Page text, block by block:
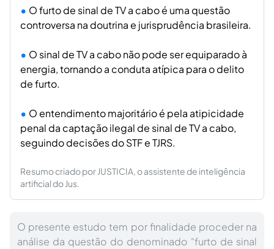
O furto de sinal de TV a cabo é uma questão
controversa na doutrina e jurisprudência brasileira.
O sinal de TV a cabo não pode ser equiparado à
energia, tornando a conduta atípica para o delito
de furto.
O entendimento majoritário é pela atipicidade
penal da captação ilegal de sinal de TV a cabo,
seguindo decisões do STF e TJRS.
Resumo criado por JUSTICIA, o assistente de inteligência
artificial do Jus.
O presente estudo tem por finalidade proceder na
análise da questão do denominado “furto de sinal